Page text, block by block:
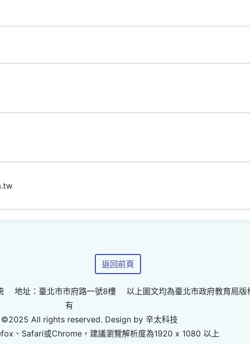
返回前頁
地址：臺北市市府路一號8樓 以上圖文均為臺北市政府教育局版
有
All rights reserved. Design by 辛太科技
、Safari或Chrome，建議瀏覽解析度為1920 x 1080 以上